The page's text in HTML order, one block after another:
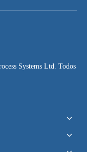
Systems Ltd. Todos